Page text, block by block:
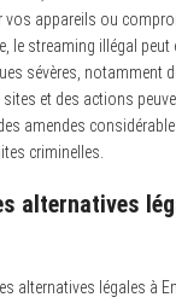
vos appareils ou
le streaming illégal peut
sévères, notamment
sites et des actions
amendes
criminelles.
alternatives
alternatives légales à